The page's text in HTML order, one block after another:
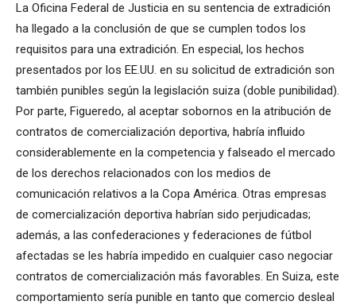
La Oficina Federal de Justicia en su sentencia de extradición
ha llegado a la conclusión de que se cumplen todos los
requisitos para una extradición. En especial, los hechos
presentados por los EE.UU. en su solicitud de extradición son
también punibles según la legislación suiza (doble punibilidad).
Por parte, Figueredo, al aceptar sobornos en la atribución de
contratos de comercialización deportiva, habría influido
considerablemente en la competencia y falseado el mercado
de los derechos relacionados con los medios de
comunicación relativos a la Copa América. Otras empresas
de comercialización deportiva habrían sido perjudicadas;
además, a las confederaciones y federaciones de fútbol
afectadas se les habría impedido en cualquier caso negociar
contratos de comercialización más favorables. En Suiza, este
comportamiento sería punible en tanto que comercio desleal